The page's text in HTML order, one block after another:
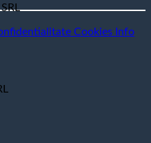
Cookies Info